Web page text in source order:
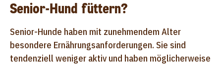
Senior-Hund füttern?
Senior-Hunde haben mit zunehmendem Alter
besondere Ernährungsanforderungen. Sie sind
tendenziell weniger aktiv und haben möglicherweise